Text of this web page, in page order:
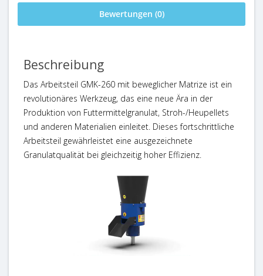
Bewertungen (0)
Beschreibung
Das Arbeitsteil GMK-260 mit beweglicher Matrize ist ein
revolutionäres Werkzeug, das eine neue Ära in der
Produktion von Futtermittelgranulat, Stroh-/Heupellets
und anderen Materialien einleitet. Dieses fortschrittliche
Arbeitsteil gewährleistet eine ausgezeichnete
Granulatqualität bei gleichzeitig hoher Effizienz.